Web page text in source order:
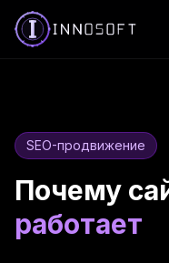
SEO-продвижение
Почему
работает